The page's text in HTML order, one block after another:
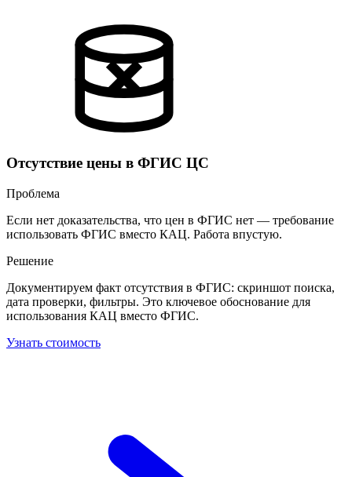
Отсутствие цены в ФГИС ЦС
Проблема
Если нет доказательства, что цен в ФГИС нет — требование
использовать ФГИС вместо КАЦ. Работа впустую.
Решение
Документируем факт отсутствия в ФГИС: скриншот поиска,
дата проверки, фильтры. Это ключевое обоснование для
использования КАЦ вместо ФГИС.
Узнать стоимость